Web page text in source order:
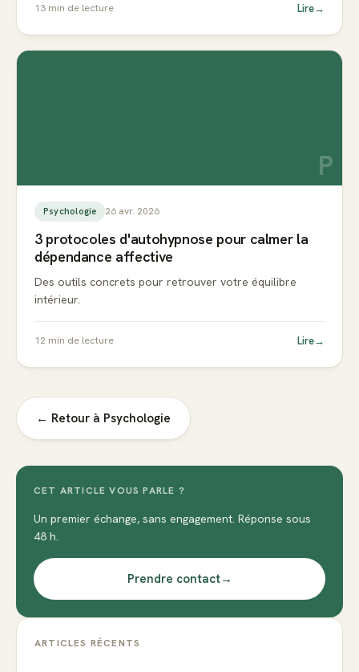
13 min de lecture Lire→
P
Psychologie 26 avr. 2026
3 protocoles d'autohypnose pour calmer la
dépendance affective
Des outils concrets pour retrouver votre équilibre
intérieur.
12 min de lecture Lire→
← Retour à Psychologie
CET ARTICLE VOUS PARLE ?
Un premier échange, sans engagement. Réponse sous
48 h.
Prendre contact→
ARTICLES RÉCENTS